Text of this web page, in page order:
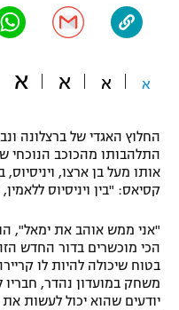
תקנון משתתפים וזוכים
תקנון עבור פעילות ספורט 1 –
טניס
גיימינג E-Sports
תנאי שימוש
היאבקות WWE
כדורמים
פוטבול אמריקאי NFL
בייסבול MLB
ספורט אתגרי ואקסטרים
א א א א
החלוץ האגדי של ברצלונה
התלהבותו מהכוכב הנוכחי
אותו מעל בן ארצו,
קסיאס: "בין ויניסיוס
"אני ממש אוהב את ימאל",
הכי מוכשרים בדור החדש
בטוח שיכולה להיות לו
משחק במועדון נהדר,
יודעים שהוא יכול לעשות